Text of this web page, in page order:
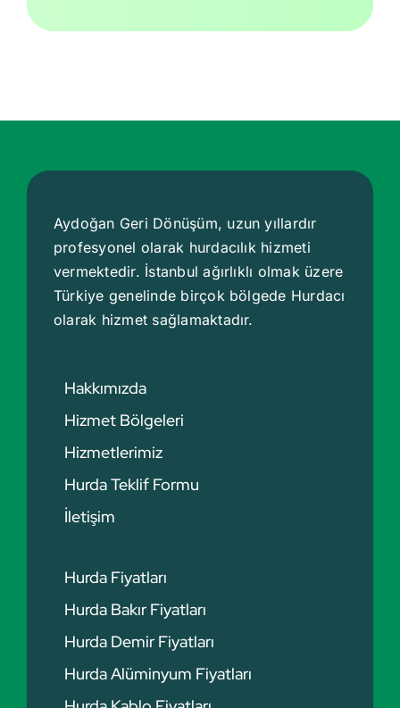
Aydoğan Geri Dönüşüm, uzun yıllardır
profesyonel olarak hurdacılık hizmeti
vermektedir. İstanbul ağırlıklı olmak üzere
Türkiye genelinde birçok bölgede Hurdacı
olarak hizmet sağlamaktadır.
Hakkımızda
Hizmet Bölgeleri
Hizmetlerimiz
Hurda Teklif Formu
İletişim
Hurda Fiyatları
Hurda Bakır Fiyatları
Hurda Demir Fiyatları
Hurda Alüminyum Fiyatları